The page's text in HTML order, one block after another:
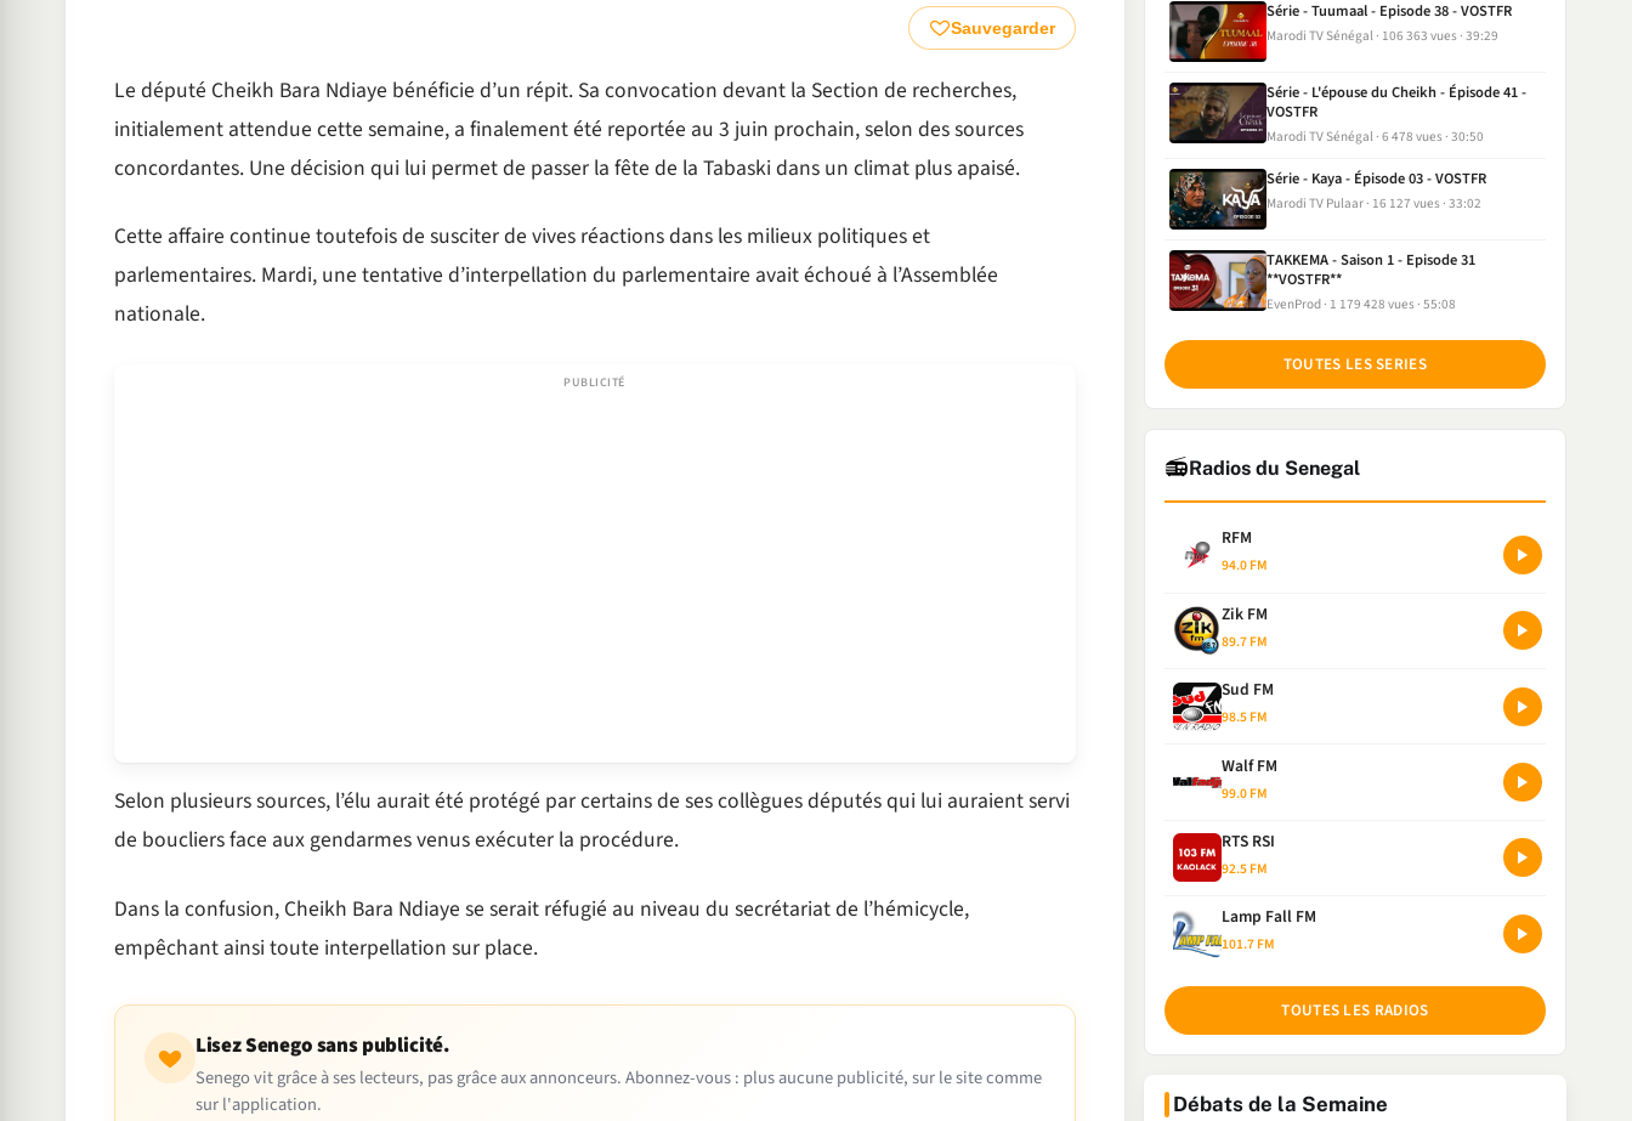
Sauvegarder
Le député Cheikh Bara Ndiaye bénéficie d’un répit. Sa convocation devant la Section de recherches,
initialement attendue cette semaine, a finalement été reportée au 3 juin prochain, selon des sources
concordantes. Une décision qui lui permet de passer la fête de la Tabaski dans un climat plus apaisé.
Cette affaire continue toutefois de susciter de vives réactions dans les milieux politiques et
parlementaires. Mardi, une tentative d’interpellation du parlementaire avait échoué à l’Assemblée
nationale.
Selon plusieurs sources, l’élu aurait été protégé par certains de ses collègues députés qui lui auraient servi
de boucliers face aux gendarmes venus exécuter la procédure.
Dans la confusion, Cheikh Bara Ndiaye se serait réfugié au niveau du secrétariat de l’hémicycle,
empêchant ainsi toute interpellation sur place.
Lisez Senego sans publicité.
Senego vit grâce à ses lecteurs, pas grâce aux annonceurs. Abonnez-vous : plus aucune publicité, sur le site comme
sur l'application.
Série - Tuumaal - Episode 38 - VOSTFR
Marodi TV Sénégal 106 363 vues 39:29
Série - L'épouse du Cheikh - Épisode 41 -
VOSTFR
Marodi TV Sénégal 6 478 vues 30:50
Série - Kaya - Épisode 03 - VOSTFR
Marodi TV Pulaar 16 127 vues 33:02
TAKKEMA - Saison 1 - Episode 31
**VOSTFR**
EvenProd 1 179 428 vues 55:08
TOUTES LES SERIES
📻Radios du Senegal
RFM
94.0 FM
Zik FM
89.7 FM
Sud FM
98.5 FM
Walf FM
99.0 FM
RTS RSI
92.5 FM
Lamp Fall FM
101.7 FM
TOUTES LES RADIOS
Débats de la Semaine